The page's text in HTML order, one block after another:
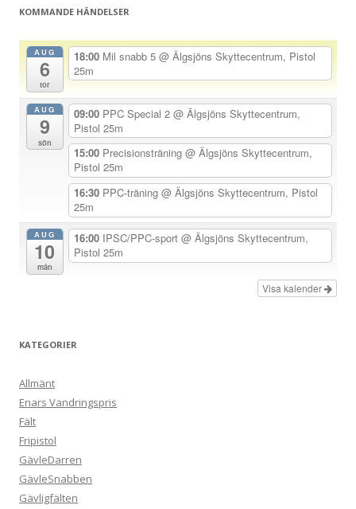
n
n
KOMMANDE HÄNDELSER
AUG
6
tor
18:00 Mil snabb 5 @ Älgsjöns Skyttecentrum, Pistol
25m
AUG
9
sön
09:00 PPC Special 2 @ Älgsjöns Skyttecentrum,
Pistol 25m
15:00 Precisionsträning @ Älgsjöns Skyttecentrum,
Pistol 25m
16:30 PPC-träning @ Älgsjöns Skyttecentrum, Pistol
25m
AUG
10
mån
16:00 IPSC/PPC-sport @ Älgsjöns Skyttecentrum,
Pistol 25m
Visa kalender
KATEGORIER
Allmänt
Enars Vandringspris
Fält
Fripistol
GävleDarren
GävleSnabben
Gävligfälten